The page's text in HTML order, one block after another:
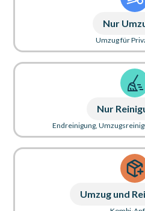
Nur
Umzug für
Nur
Endreinigung,
Umzug und